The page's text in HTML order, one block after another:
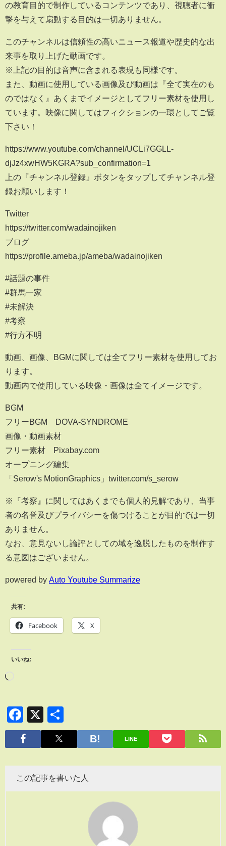
の教育目的で制作しているコンテンツであり、視聴者に衝
撃を与えて扇動する目的は一切ありません。
このチャンネルは信頼性の高いニュース報道や歴史的な出
来事を取り上げた動画です。
※上記の目的は音声に含まれる表現も同様です。
また、動画に使用している画像及び動画は『全て実在のも
のではなく』あくまでイメージとしてフリー素材を使用し
ています。映像に関してはフィクションの一環としてご覧
下さい！
https://www.youtube.com/channel/UCLi7GGLL-
djJz4xwHW5KGRA?sub_confirmation=1
上の『チャンネル登録』ボタンをタップしてチャンネル登
録お願いします！
Twitter
https://twitter.com/wadainojiken
ブログ
https://profile.ameba.jp/ameba/wadainojiken
#話題の事件
#群馬一家
#未解決
#考察
#行方不明
動画、画像、BGMに関しては全てフリー素材を使用してお
ります。
動画内で使用している映像・画像は全てイメージです。
BGM
フリーBGM DOVA-SYNDROME
画像・動画素材
フリー素材 Pixabay.com
オープニング編集
「Serow's MotionGraphics」twitter.com/s_serow
※『考察』に関してはあくまでも個人的見解であり、当事
者の名誉及びプライバシーを傷つけることが目的では一切
ありません。
なお、意見ないし論評としての域を逸脱したものを制作す
る意図はございません。
powered by Auto Youtube Summarize
共有:
Facebook X
いいね:
Facebook
X
有
LINE
この記事を書いた人